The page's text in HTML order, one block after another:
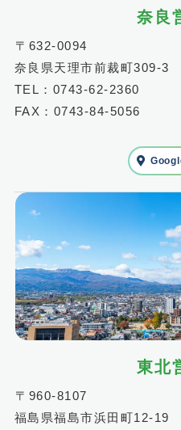
奈良
〒632-0094
奈良県天理市前裁町309-3
TEL：0743-62-2360
FAX：0743-84-5056
東北
〒960-8107
福島県福島市浜田町12-19